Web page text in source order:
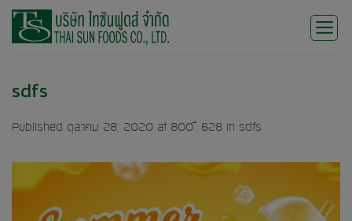
Skip
sdfs
Published ตุลาคม 28, 2020 at 800 × 628 in sdfs